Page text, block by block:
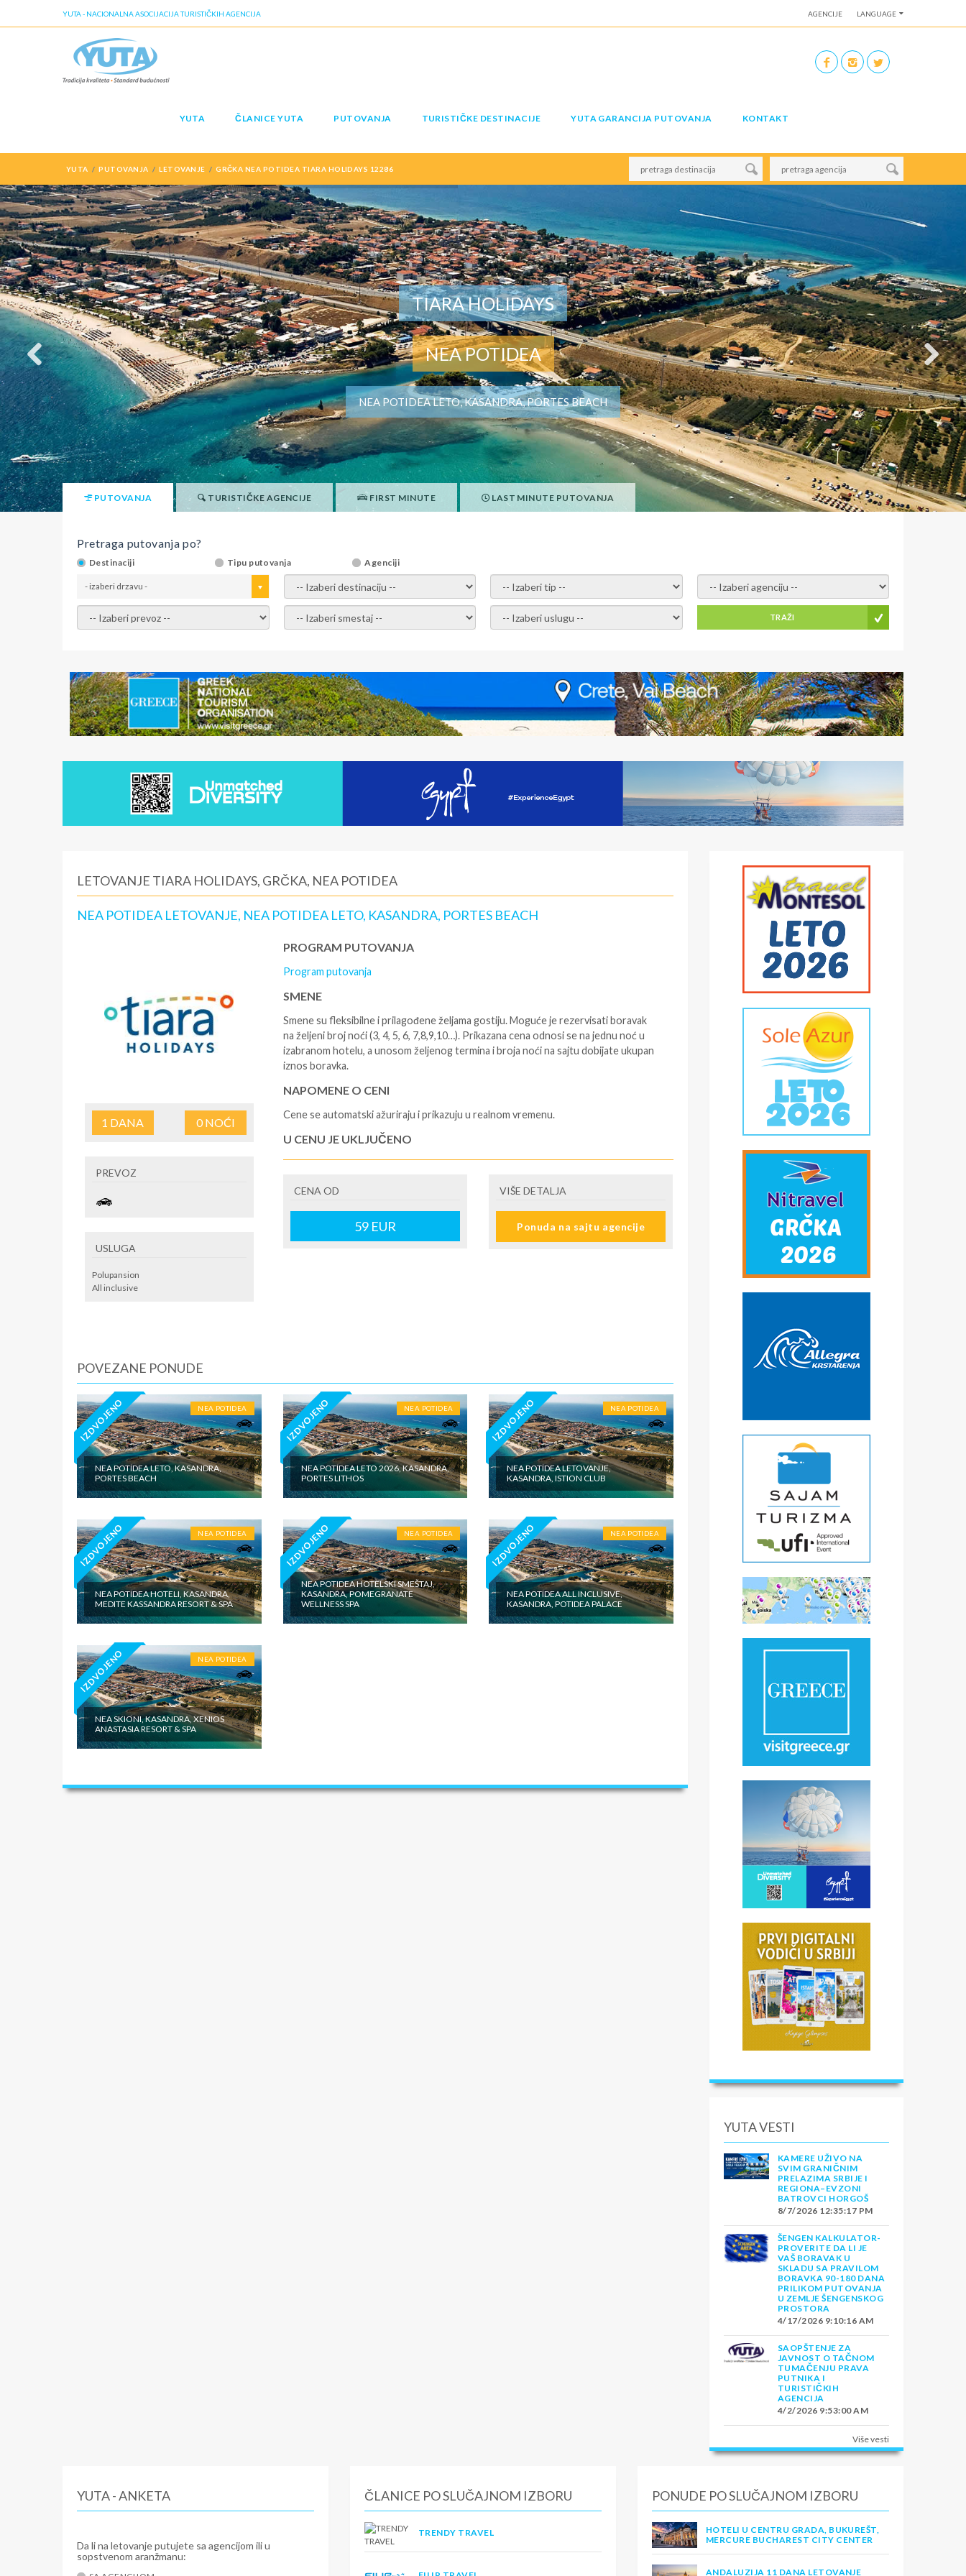
AGENCIJE LANGUAGE
YUTA - NACIONALNA ASOCIJACIJA TURISTIČKIH AGENCIJA
YUTA ČLANICE YUTA PUTOVANJA TURISTIČKE DESTINACIJE YUTA GARANCIJA PUTOVANJA KONTAKT
YUTA PUTOVANJA LETOVANJE GRČKA NEA POTIDEA TIARA HOLIDAYS 12286
TIARA HOLIDAYS
NEA POTIDEA
NEA POTIDEA LETO, KASANDRA, PORTES BEACH
PUTOVANJA TURISTIČKE AGENCIJE FIRST MINUTE LAST MINUTE PUTOVANJA
Pretraga putovanja po?
Destinaciji Tipu putovanja Agenciji
- izaberi drzavu - - izaberi destinaciju - - izaberi tip - - izaberi agenciju -
- izaberi prevoz - - Izaberite smestaj - - Izaberite uslugu - TRAŽI
LETOVANJE TIARA HOLIDAYS, GRČKA, NEA POTIDEA
NEA POTIDEA LETOVANJE, NEA POTIDEA LETO, KASANDRA, PORTES BEACH
1 DANA 0NOĆI
PREVOZ
USLUGA
Polupansion
All inclusive
PROGRAM PUTOVANJA
Program putovanja
SMENE
Smene su fleksibilne i prilagođene željama gostiju. Moguće je rezervisati boravak
na željeni broj noći (3, 4, 5, 6, 7,8,9,10…). Prikazana cena odnosi se na jednu noć u
izabranom hotelu, a unosom željenog termina i broja noći na sajtu dobijate ukupan
iznos boravka.
NAPOMENE O CENI
Cene se automatski ažuriraju i prikazuju u realnom vremenu.
U CENU JE UKLJUČENO
- rezervisane i potvrđene usluge u izabranoj smeštajnoj jedinici prema opisu -
putovanja.
- boravišne takse (naknada za otpornost na klimatsku krizu) na destinaciji, plaćaju
CENA OD
59EUR
VIŠE DETALJA
Ponuda na sajtu agencije
POVEZANE PONUDE
IZDVOJENO NEA POTIDEA
NEA POTIDEA LETO, KASANDRA,
PORTES BEACH
IZDVOJENO NEA POTIDEA
NEA POTIDEA LETO 2026, KASANDRA,
PORTES LITHOS
IZDVOJENO NEA POTIDEA
NEA POTIDEA LETOVANJE,
KASANDRA, ISTION CLUB
IZDVOJENO NEA POTIDEA
NEA POTIDEA HOTELI, KASANDRA,
MEDITE KASSANDRA RESORT & SPA
IZDVOJENO NEA POTIDEA
NEA POTIDEA HOTELSKI SMEŠTAJ,
KASANDRA, POMEGRANATE
WELLNESS SPA
IZDVOJENO NEA POTIDEA
NEA POTIDEA ALL INCLUSIVE,
KASANDRA, POTIDEA PALACE
IZDVOJENO NEA POTIDEA
NEA SKIONI, KASANDRA, XENIOS
ANASTASIA RESORT & SPA
YUTA VESTI
KAMERE UŽIVO NA
SVIM GRANIČNIM
PRELAZIMA SRBIJE I
REGIONA–EVZONI
BATROVCI HORGOŠ
8/7/2026 12:35:17 PM
ŠENGEN KALKULATOR-
PROVERITE DA LI JE
VAŠ BORAVAK U
SKLADU SA PRAVILOM
BORAVKA 90-180 DANA
PRILIKOM PUTOVANJA
U ZEMLJE ŠENGENSKOG
PROSTORA
4/17/2026 9:10:16 AM
SAOPŠTENJE ZA
JAVNOST O TAČNOM
TUMAČENJU PRAVA
PUTNIKA I
TURISTIČKIH
AGENCIJA
4/2/2026 9:53:00 AM
Više vesti
YUTA - ANKETA
Da li na letovanje putujete sa agencijom ili u
sopstvenom aranžmanu:
ČLANICE PO SLUČAJNOM IZBORU
TRENDY TRAVEL
PONUDE PO SLUČAJNOM IZBORU
HOTELI U CENTRU GRADA, BUKUREŠT,
MERCURE BUCHAREST CITY CENTER
ANDALUZIJA 11 DANA LETOVANJE